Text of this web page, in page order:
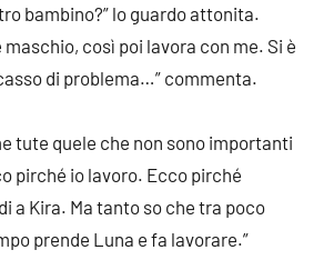
bambino?” lo guardo attonita.
maschio, così poi lavora con me. Si è
di problema…” commenta.
tute quele che non sono importanti
pirché io lavoro. Ecco pirché
a Kira. Ma tanto so che tra poco
prende Luna e fa lavorare.”